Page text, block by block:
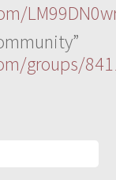
groups/